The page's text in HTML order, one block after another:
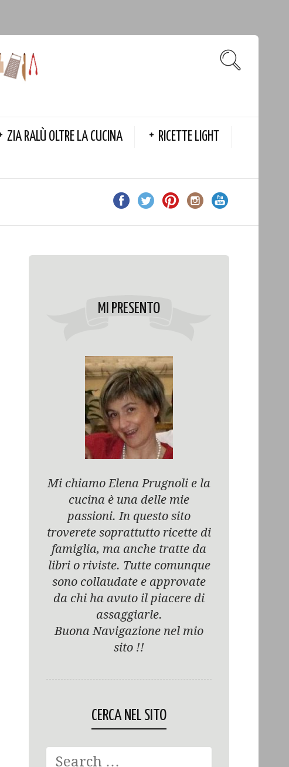
ZIA RALÙ OLTRE LA CUCINA
RICETTE LIGHT
MI PRESENTO
Mi chiamo Elena Prugnoli e la
cucina è una delle mie
passioni. In questo sito
troverete soprattutto ricette di
famiglia, ma anche tratte da
libri o riviste. Tutte comunque
sono collaudate e approvate
da chi ha avuto il piacere di
assaggiarle.
Buona Navigazione nel mio
sito !!
CERCA NEL SITO